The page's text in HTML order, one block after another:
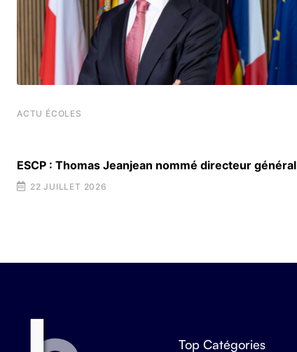
ACTU ÉCOLES
ESCP : Thomas Jeanjean nommé directeur général
22 JUILLET 2026
Top Catégories